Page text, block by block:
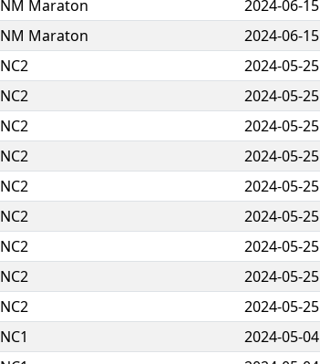
NM Maraton
2024-06-15
NM Maraton 2024-06-15
NC2
2024-05-25
NC2
2024-05-25
NC2
2024-05-25
NC2
2024-05-25
NC2
2024-05-25
NC2
2024-05-25
NC2
2024-05-25
NC2
2024-05-25
NC2
2024-05-25
NC1
2024-05-04